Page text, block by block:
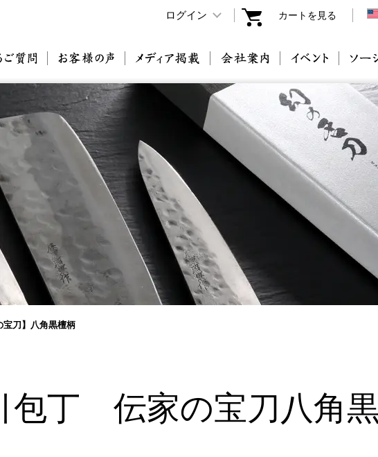
ログイン カートを見る
は よくあるご質問 お客様の声 メディア掲載 会社案内 イベント
刀】八角黒檀柄
包丁 伝家の宝刀八角